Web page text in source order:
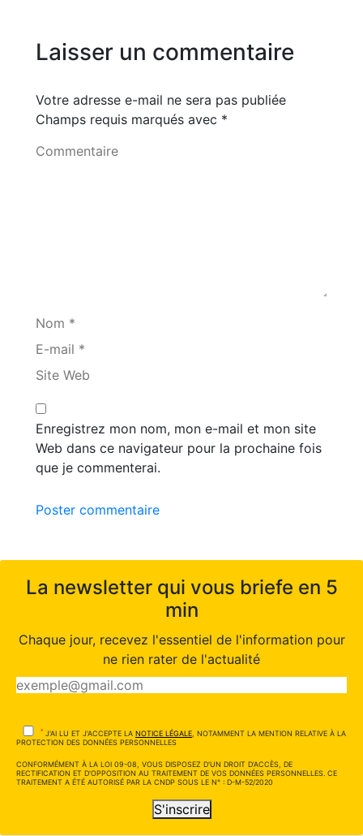
Laisser un commentaire
Votre adresse e-mail ne sera pas publiée
Champs requis marqués avec *
Commentaire
Nom *
E-mail *
Site Web
Enregistrez mon nom, mon e-mail et mon site
Web dans ce navigateur pour la prochaine fois
que je commenterai.
Poster commentaire
La newsletter qui vous briefe en 5
min
Chaque jour, recevez l'essentiel de l'information pour
ne rien rater de l'actualité
* J'AI LU ET J'ACCEPTE LA NOTICE LÉGALE , NOTAMMENT LA MENTION RELATIVE À LA
PROTECTION DES DONNÉES PERSONNELLES
CONFORMÉMENT À LA LOI 09-08, VOUS DISPOSEZ D'UN DROIT D'ACCÈS, DE
RECTIFICATION ET D'OPPOSITION AU TRAITEMENT DE VOS DONNÉES PERSONNELLES. CE
TRAITEMENT A ÉTÉ AUTORISÉ PAR LA CNDP SOUS LE N° : D-M-52/2020
S'inscrire